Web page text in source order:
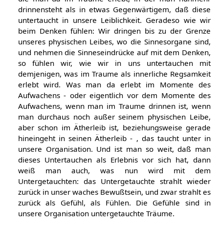
drinnensteht als in etwas Gegenwärtigem, daß diese
untertaucht in unsere Leiblichkeit. Geradeso wie wir
beim Denken fühlen: Wir dringen bis zu der Grenze
unseres physischen Leibes, wo die Sinnesorgane sind,
und nehmen die Sinneseindrücke auf mit dem Denken,
so fühlen wir, wie wir in uns untertauchen mit
demjenigen, was im Traume als innerliche Regsamkeit
erlebt wird. Was man da erlebt im Momente des
Aufwachens - oder eigentlich vor dem Momente des
Aufwachens, wenn man im Traume drinnen ist, wenn
man durchaus noch außer seinem physischen Leibe,
aber schon im Ätherleib ist, beziehungsweise gerade
hineingeht in seinen Ätherleib - , das taucht unter in
unsere Organisation. Und ist man so weit, daß man
dieses Untertauchen als Erlebnis vor sich hat, dann
weiß man auch, was nun wird mit dem
Untergetauchten: das Untergetauchte strahlt wieder
zurück in unser waches Bewußtsein, und zwar strahlt es
zurück als Gefühl, als Fühlen. Die Gefühle sind in
unsere Organisation untergetauchte Träume.